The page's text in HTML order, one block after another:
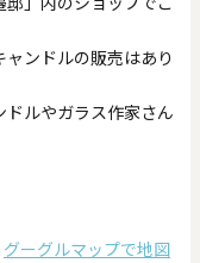
ンドルの販売はあり
ルやガラス作家さん
グーグルマップで地図